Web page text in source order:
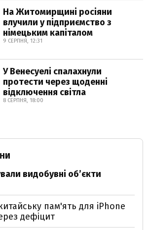
На Житомирщині росіяни
влучили у підприємство з
німецьким капіталом
9 СЕРПНЯ, 12:31
У Венесуелі спалахнули
протести через щоденні
відключення світла
8 СЕРПНЯ, 18:00
видобувні обʼєкти
пам'ять для iPhone
дефіцит